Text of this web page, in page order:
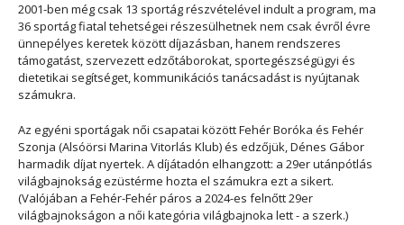
2001-ben még csak 13 sportág részvételével indult a program, ma
36 sportág fiatal tehetségei részesülhetnek nem csak évről évre
ünnepélyes keretek között díjazásban, hanem rendszeres
támogatást, szervezett edzőtáborokat, sportegészségügyi és
dietetikai segítséget, kommunikációs tanácsadást is nyújtanak
számukra.
Az egyéni sportágak női csapatai között Fehér Boróka és Fehér
Szonja (Alsóörsi Marina Vitorlás Klub) és edzőjük, Dénes Gábor
harmadik díjat nyertek. A díjátadón elhangzott: a 29er utánpótlás
világbajnokság ezüstérme hozta el számukra ezt a sikert.
(Valójában a Fehér-Fehér páros a 2024-es felnőtt29er
világbajnokságon a női kategória világbajnoka lett - a szerk.)